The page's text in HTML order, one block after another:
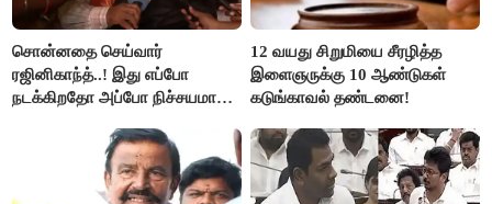
சொன்னதை செய்வார்
ரஜினிகாந்த்..! இது எப்போ
நடக்கிறதோ அப்போ நிச்சயமாக
ரஜினிகாந்த்..!
12 வயது சிறுமியை சீரழித்த
இளைஞருக்கு 10 ஆண்டுகள்
கடுங்காவல் தண்டனை!